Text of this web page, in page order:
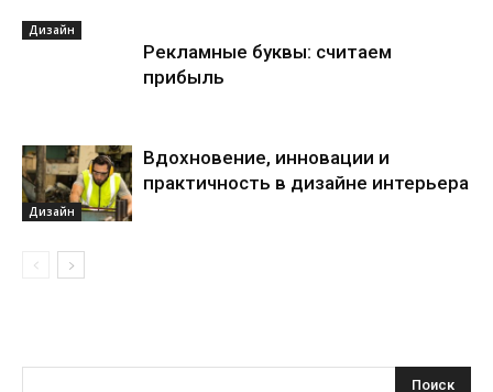
Дизайн
Рекламные буквы: считаем
прибыль
Дизайн
Вдохновение, инновации и
практичность в дизайне интерьера